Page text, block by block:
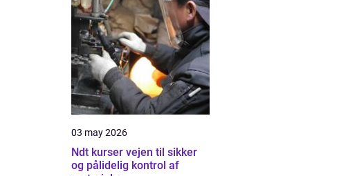
03 may 2026
Ndt kurser vejen til sikker
og pålidelig kontrol af